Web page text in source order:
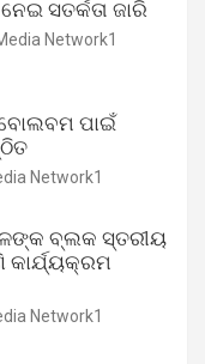
ସତର୍କତା ଜାରି
Network1
ପାଇଁ
Network1
ବ୍ଲକ ସ୍ତରୀୟ
Network1